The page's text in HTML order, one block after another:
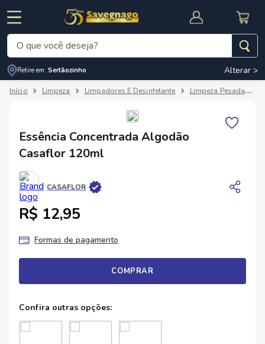
CUPOM DE DESCONTO
O que você deseja?
Retire em: Sertãozinho Alterar >
Limpeza Limpadores E Desinfetante Limpeza Pesada
Essência Concentrada Algodão
Casaflor 120ml
CASAFLOR
R$ 12,95
Formas de pagamento
COMPRAR
Termos mais buscados
3º
cerveja
5º arroz